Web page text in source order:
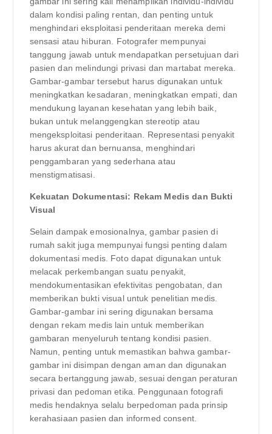
dalam kondisi paling rentan, dan penting untuk
menghindari eksploitasi penderitaan mereka demi
sensasi atau hiburan. Fotografer mempunyai
tanggung jawab untuk mendapatkan persetujuan dari
pasien dan melindungi privasi dan martabat mereka.
Gambar-gambar tersebut harus digunakan untuk
meningkatkan kesadaran, meningkatkan empati, dan
mendukung layanan kesehatan yang lebih baik,
bukan untuk melanggengkan stereotip atau
mengeksploitasi penderitaan. Representasi penyakit
harus akurat dan bernuansa, menghindari
penggambaran yang sederhana atau
menstigmatisasi.
Kekuatan Dokumentasi: Rekam Medis dan Bukti
Visual
Selain dampak emosionalnya, gambar pasien di
rumah sakit juga mempunyai fungsi penting dalam
dokumentasi medis. Foto dapat digunakan untuk
melacak perkembangan suatu penyakit,
mendokumentasikan efektivitas pengobatan, dan
memberikan bukti visual untuk penelitian medis.
Gambar-gambar ini sering digunakan bersama
dengan rekam medis lain untuk memberikan
gambaran menyeluruh tentang kondisi pasien.
Namun, penting untuk memastikan bahwa gambar-
gambar ini disimpan dengan aman dan digunakan
secara bertanggung jawab, sesuai dengan peraturan
privasi dan pedoman etika. Penggunaan fotografi
medis hendaknya selalu berpedoman pada prinsip
kerahasiaan pasien dan informed consent.